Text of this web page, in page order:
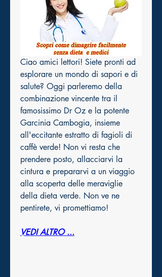
Ciao amici lettori! Siete pronti ad
esplorare un mondo di sapori e di
salute? Oggi parleremo della
combinazione vincente tra il
famosissimo Dr Oz e la potente
Garcinia Cambogia, insieme
all'eccitante estratto di fagioli di
caffè verde! Non vi resta che
prendere posto, allacciarvi la
cintura e prepararvi a un viaggio
alla scoperta delle meraviglie
della dieta verde. Non ve ne
pentirete, vi promettiamo!
VEDI ALTRO ...